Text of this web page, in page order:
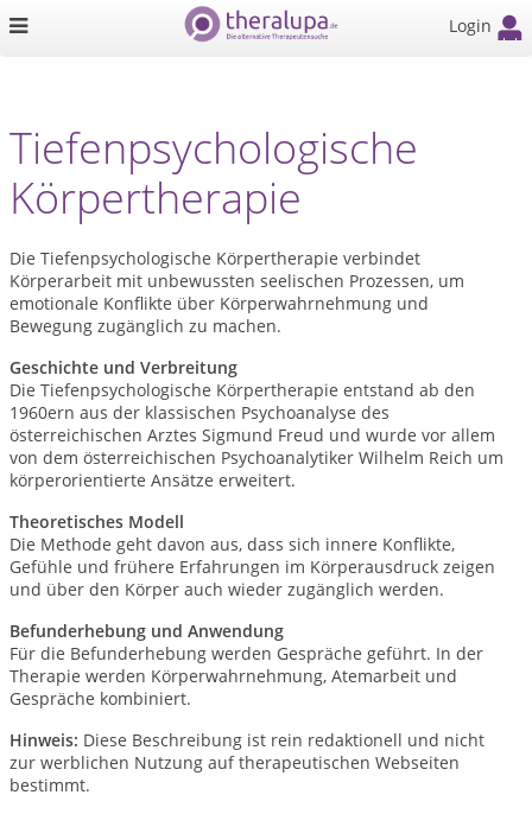
Login
Tiefenpsychologische
Körpertherapie
Die Tiefenpsychologische Körpertherapie verbindet
Körperarbeit mit unbewussten seelischen Prozessen, um
emotionale Konflikte über Körperwahrnehmung und
Bewegung zugänglich zu machen.
Geschichte und Verbreitung
Die Tiefenpsychologische Körpertherapie entstand ab den
1960ern aus der klassischen Psychoanalyse des
österreichischen Arztes Sigmund Freud und wurde vor allem
von dem österreichischen Psychoanalytiker Wilhelm Reich um
körperorientierte Ansätze erweitert.
Theoretisches Modell
Die Methode geht davon aus, dass sich innere Konflikte,
Gefühle und frühere Erfahrungen im Körperausdruck zeigen
und über den Körper auch wieder zugänglich werden.
Befunderhebung und Anwendung
Für die Befunderhebung werden Gespräche geführt. In der
Therapie werden Körperwahrnehmung, Atemarbeit und
Gespräche kombiniert.
Hinweis: Diese Beschreibung ist rein redaktionell und nicht
zur werblichen Nutzung auf therapeutischen Webseiten
bestimmt.